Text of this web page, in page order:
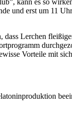
kann es so
und erst um 11
Lerchen
Vorteile mit